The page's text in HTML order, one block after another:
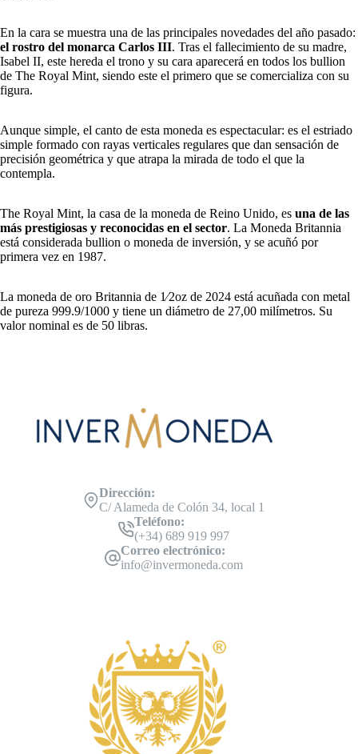
En la cara se muestra una de las principales novedades del año pasado:
el rostro del monarca Carlos III. Tras el fallecimiento de su madre,
Isabel II, este hereda el trono y su cara aparecerá en todos los bullion
de The Royal Mint, siendo este el primero que se comercializa con su
figura.
Aunque simple, el canto de esta moneda es espectacular: es el estriado
simple formado con rayas verticales regulares que dan sensación de
precisión geométrica y que atrapa la mirada de todo el que la
contempla.
The Royal Mint, la casa de la moneda de Reino Unido, es una de las
más prestigiosas y reconocidas en el sector. La Moneda Britannia
está considerada bullion o moneda de inversión, y se acuñó por
primera vez en 1987.
La moneda de oro Britannia de 1⁄2oz de 2024 está acuñada con metal
de pureza 999.9/1000 y tiene un diámetro de 27,00 milímetros. Su
valor nominal es de 50 libras.
Dirección:
C/ Alameda de Colón 34, local 1
Teléfono:
(+34) 689 919 997
Correo electrónico:
info@invermoneda.com